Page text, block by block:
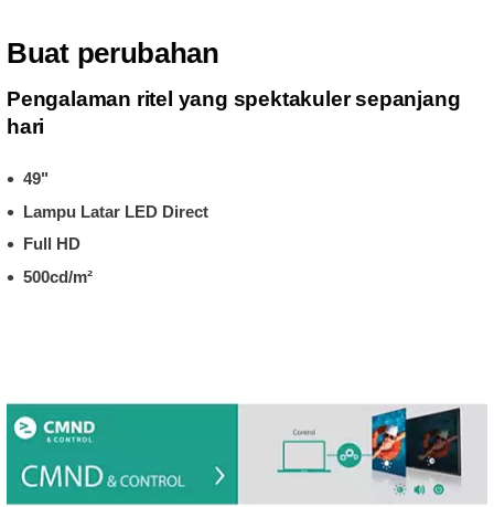
Buat perubahan
Pengalaman ritel yang spektakuler sepanjang
hari
49"
Lampu Latar LED Direct
Full HD
500cd/m²